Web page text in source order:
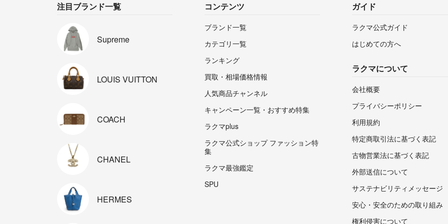
注目ブランド一覧
Supreme
LOUIS VUITTON
COACH
CHANEL
HERMES
コンテンツ
ブランド一覧
カテゴリ一覧
ランキング
買取・相場価格情報
人気商品チャンネル
キャンペーン一覧・おすすめ特集
ラクマplus
ラクマ公式ショップ ファッション特
集
ラクマ最強鑑定
SPU
ガイド
ラクマ公式ガイド
はじめての方へ
ラクマについて
会社概要
プライバシーポリシー
利用規約
特定商取引法に基づく表記
古物営業法に基づく表記
外部送信について
サステナビリティメッセージ
安心・安全のための取り組み
権利侵害について